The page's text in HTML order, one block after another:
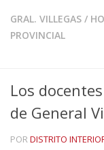
GRAL. VILLEGAS /
PROVINCIAL
Los
de General
PORDISTRITO